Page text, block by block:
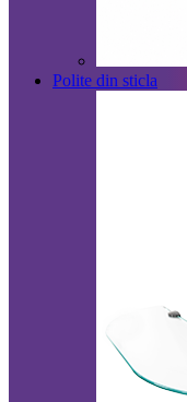
Polite din sticla